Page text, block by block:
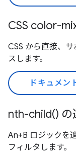
CSS color-
CSS から直接、
スします。
ドキュメン
nth-child() の
An+B ロジックを
フィルタします。